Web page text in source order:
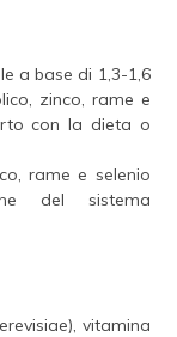
a base di 1,3-1,6
zinco, rame e
con la dieta o
rame e selenio
del sistema
vitamina